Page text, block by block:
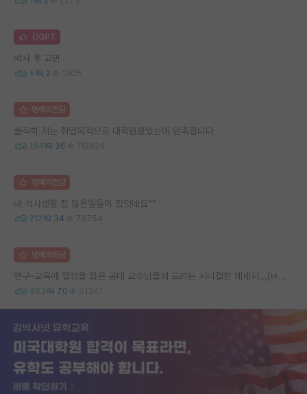
김GPT
박사 후 고민
5 2 1305
명예의전당
솔직히 저는 취업목적으로 대학원왔었는데 만족합니다
154 36 119824
명예의전당
내 석사생활 참 많은일들이 있엇네요^^
212 34 76754
명예의전당
연구-교육에 열정을 잃은 공대 교수님들께 드리는 시니컬한 메세지...(ㅂㄷㅂㄷ)
463 70 61341